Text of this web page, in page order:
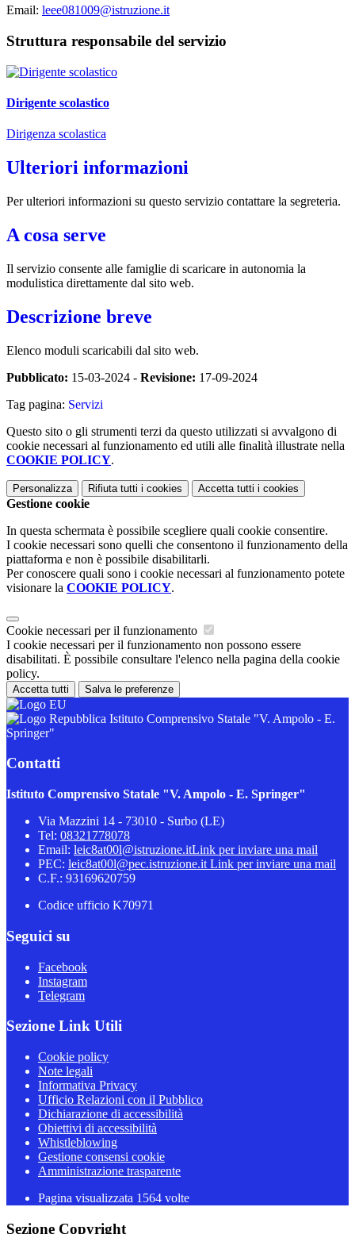
Email: leee081009@istruzione.it
Struttura responsabile del servizio
Dirigente scolastico
Dirigenza scolastica
Ulteriori informazioni
Per ulteriori informazioni su questo servizio contattare la segreteria.
A cosa serve
Il servizio consente alle famiglie di scaricare in autonomia la
modulistica direttamente dal sito web.
Descrizione breve
Elenco moduli scaricabili dal sito web.
Pubblicato: 15-03-2024 - Revisione: 17-09-2024
Tag pagina: Servizi
Questo sito o gli strumenti terzi da questo utilizzati si avvalgono di
cookie necessari al funzionamento ed utili alle finalità illustrate nella
COOKIE POLICY.
Personalizza Rifiuta tutti i cookies Accetta tutti i cookies
Gestione cookie
In questa schermata è possibile scegliere quali cookie consentire.
I cookie necessari sono quelli che consentono il funzionamento della
piattaforma e non è possibile disabilitarli.
Per conoscere quali sono i cookie necessari al funzionamento potete
visionare la COOKIE POLICY.
Cookie necessari per il funzionamento
I cookie necessari per il funzionamento non possono essere
disabilitati. È possibile consultare l'elenco nella pagina della cookie
policy.
Accetta tutti Salva le preferenze
Istituto Comprensivo Statale "V. Ampolo - E.
Springer"
Contatti
Istituto Comprensivo Statale "V. Ampolo - E. Springer"
Via Mazzini 14 - 73010 - Surbo (LE)
Tel: 08321778078
Email: leic8at00l@istruzione.itLink per inviare una mail
PEC: leic8at00l@pec.istruzione.it Link per inviare una mail
C.F.: 93169620759
Codice ufficio K70971
Seguici su
Facebook
Instagram
Telegram
Sezione Link Utili
Cookie policy
Note legali
Informativa Privacy
Ufficio Relazioni con il Pubblico
Dichiarazione di accessibilità
Obiettivi di accessibilità
Whistleblowing
Gestione consensi cookie
Amministrazione trasparente
Pagina visualizzata 1564 volte
Sezione Copyright